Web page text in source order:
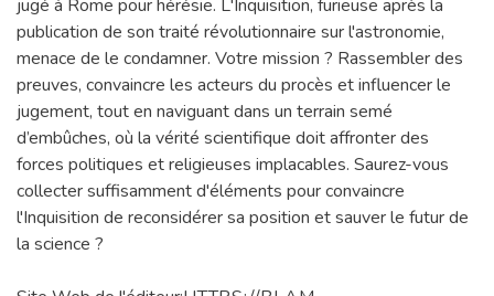
jugé à Rome pour hérésie. L'Inquisition, furieuse après la
publication de son traité révolutionnaire sur l'astronomie,
menace de le condamner. Votre mission ? Rassembler des
preuves, convaincre les acteurs du procès et influencer le
jugement, tout en naviguant dans un terrain semé
d’embûches, où la vérité scientifique doit affronter des
forces politiques et religieuses implacables. Saurez-vous
collecter suffisamment d'éléments pour convaincre
l'Inquisition de reconsidérer sa position et sauver le futur de
la science ?